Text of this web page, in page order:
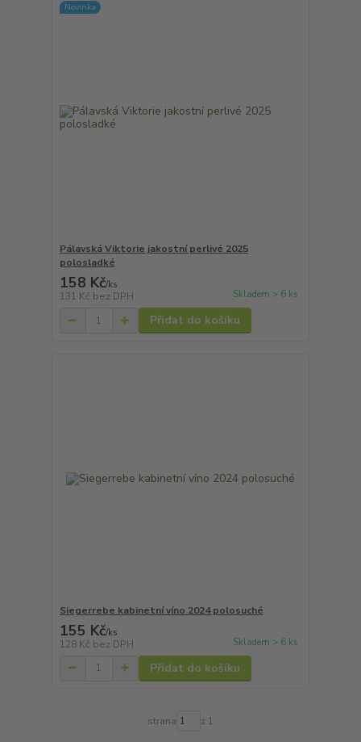
Novinka
Pálavská Viktorie jakostní perlivé 2025
polosladké
158 Kč/ks
131 Kč bez DPH Skladem > 6 ks
Přidat do košíku
Siegerrebe kabinetní víno 2024 polosuché
155 Kč/ks
128 Kč bez DPH Skladem > 6 ks
Přidat do košíku
strana z 1